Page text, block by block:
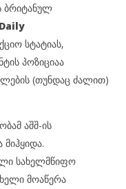
ბრიტანულ
სტატიას,
პოზიციაა
(თუნდაც ძალით)
აშშ-ის
სახელმწიფო
ხელი მოაწერა